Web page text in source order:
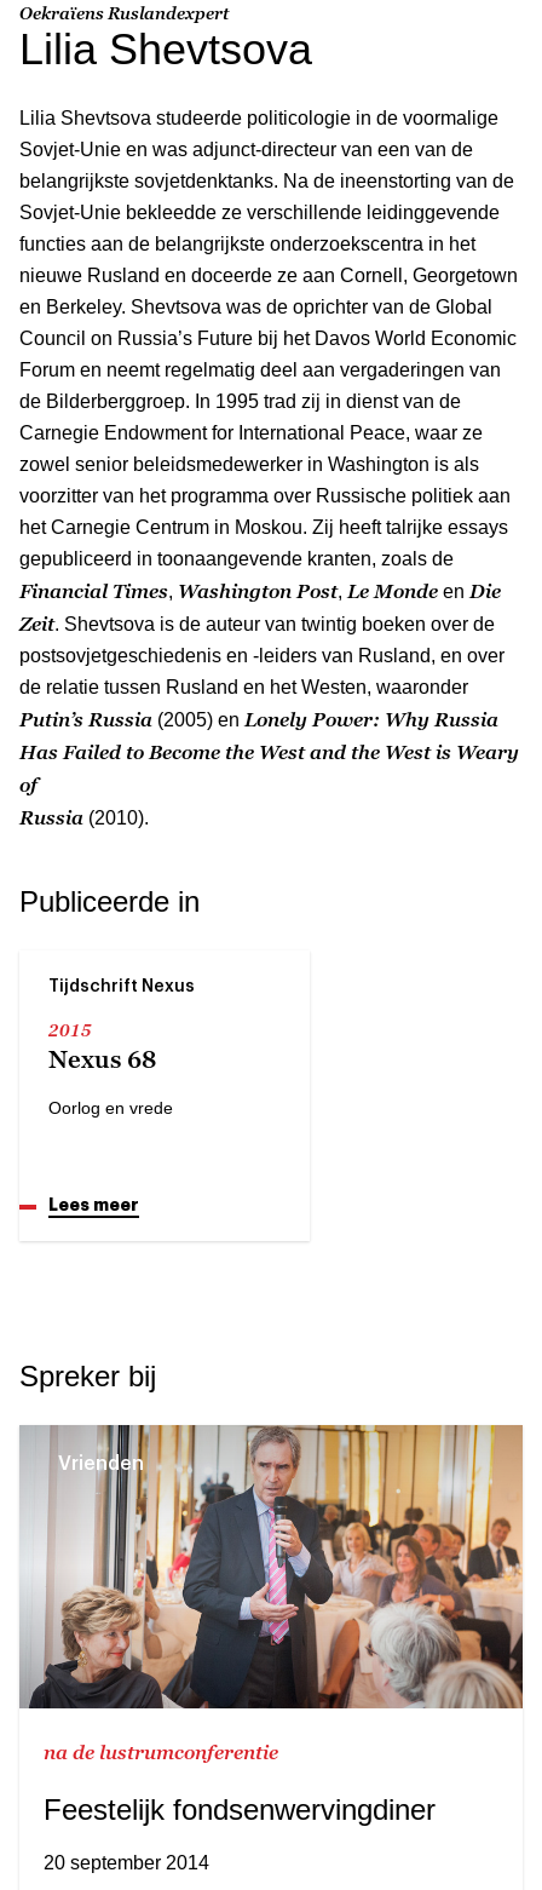
Oekraïens Ruslandexpert
Lilia Shevtsova
Lilia Shevtsova studeerde politicologie in de voormalige
Sovjet-Unie en was adjunct-directeur van een van de
belangrijkste sovjetdenktanks. Na de ineenstorting van de
Sovjet-Unie bekleedde ze verschillende leidinggevende
functies aan de belangrijkste onderzoekscentra in het
nieuwe Rusland en doceerde ze aan Cornell, Georgetown
en Berkeley. Shevtsova was de oprichter van de Global
Council on Russia’s Future bij het Davos World Economic
Forum en neemt regelmatig deel aan vergaderingen van
de Bilderberggroep. In 1995 trad zij in dienst van de
Carnegie Endowment for International Peace, waar ze
zowel senior beleidsmedewerker in Washington is als
voorzitter van het programma over Russische politiek aan
het Carnegie Centrum in Moskou. Zij heeft talrijke essays
gepubliceerd in toonaangevende kranten, zoals de
Financial Times, Washington Post, Le Monde en Die
Zeit. Shevtsova is de auteur van twintig boeken over de
postsovjetgeschiedenis en -leiders van Rusland, en over
de relatie tussen Rusland en het Westen, waaronder
Putin’s Russia (2005) en Lonely Power: Why Russia
Has Failed to Become the West and the West is Weary
of
Russia (2010).
Publiceerde in
Tijdschrift Nexus
2015
Nexus 68
Oorlog en vrede
Lees meer
Spreker bij
Vrienden
na de lustrumconferentie
Feestelijk fondsenwervingdiner
20 september 2014